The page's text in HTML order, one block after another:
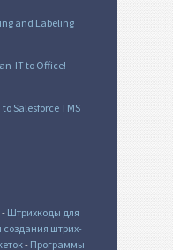
and Labeling
IT to Office!
Salesforce TMS
- Штрихкоды для
штрих-
- Программы